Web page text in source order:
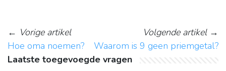
← Vorige artikel
Hoe oma noemen?
Volgende artikel→
Waarom is 9 geen priemgetal?
Laatste toegevoegde vragen